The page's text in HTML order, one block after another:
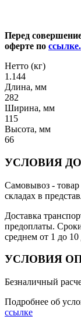
Перед
оферте по ссылке.
Нетто (кг)
1.144
Длина, мм
282
Ширина, мм
115
Высота, мм
66
УСЛОВИЯ
Самовывоз -
складах в
Доставка
предоплаты.
среднем от 1 до 10
УСЛОВИЯ
Безналичный
Подробнее об
ссылке